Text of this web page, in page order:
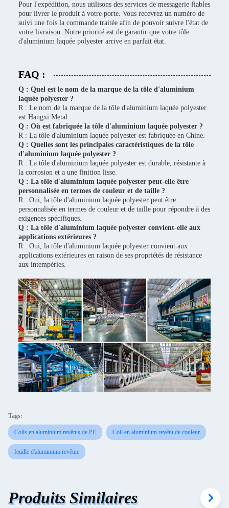
Pour l'expédition, nous utilisons des services de messagerie fiables
pour livrer le produit à votre porte. Vous recevrez un numéro de
suivi une fois la commande traitée afin de pouvoir suivre l'état de
votre livraison. Notre priorité est de garantir que votre tôle
d'aluminium laquée polyester arrive en parfait état.
FAQ :
Q : Quel est le nom de la marque de la tôle d'aluminium
laquée polyester ?
R : Le nom de la marque de la tôle d'aluminium laquée polyester
est Hangxi Metal.
Q : Où est fabriquée la tôle d'aluminium laquée polyester ?
R : La tôle d'aluminium laquée polyester est fabriquée en Chine.
Q : Quelles sont les principales caractéristiques de la tôle
d'aluminium laquée polyester ?
R : La tôle d'aluminium laquée polyester est durable, résistante à
la corrosion et a une finition lisse.
Q : La tôle d'aluminium laquée polyester peut-elle être
personnalisée en termes de couleur et de taille ?
R : Oui, la tôle d'aluminium laquée polyester peut être
personnalisée en termes de couleur et de taille pour répondre à des
exigences spécifiques.
Q : La tôle d'aluminium laquée polyester convient-elle aux
applications extérieures ?
R : Oui, la tôle d'aluminium laquée polyester convient aux
applications extérieures en raison de ses propriétés de résistance
aux intempéries.
Tags:
Coils en aluminium revêtus de PE Coil en aluminium revêtu de couleur
feuille d'aluminium revêtue
Produits Similaires